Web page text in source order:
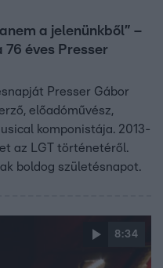
a jelenünkből” –
éves Presser
Presser Gábor
előadóművész,
komponistája. 2013-
az LGT történetéről.
boldog születésnapot.
8:34